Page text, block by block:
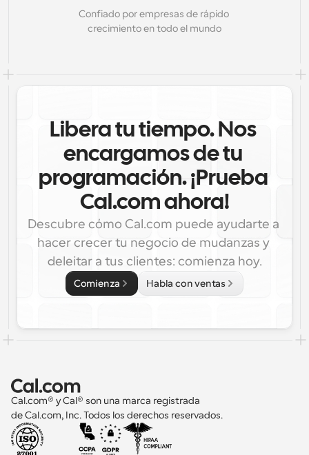
Confiado por empresas de rápido
crecimiento en todo el mundo
Libera tu tiempo. Nos
encargamos de tu
programación. ¡Prueba
Cal.com ahora!
Descubre cómo Cal.com puede ayudarte a
hacer crecer tu negocio de mudanzas y
deleitar a tus clientes: comienza hoy.
Comienza Habla con ventas
Cal.com® y Cal® son una marca registrada
de Cal.com, Inc. Todos los derechos reservados.